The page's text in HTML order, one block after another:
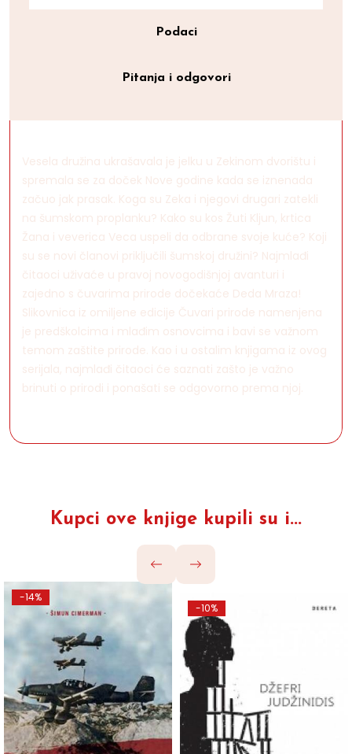
Podaci
Pitanja i odgovori
Vesela družina ukrašavala je jelku u Zekinom dvorištu i
spremala se za doček Nove godine kada se iznenada
začuo jak prasak. Koga su Zeka i njegovi drugari zatekli
na šumskom proplanku? Kako su kos Žuti Kljun, krtica
Žana i veverica Veca uspeli da odbrane svoje kuće? Koji
su se novi članovi priključili šumskoj družini? Najmlađi
čitaoci uživaće u pravoj novogodišnjoj avanturi i
zajedno s čuvarima prirode dočekaće Deda Mraza!
Slikovnica iz omiljene edicije Čuvari prirode namenjena
je predškolcima i mlađim osnovcima i bavi se važnom
temom zaštite prirode. Kao i u ostalim knjigama iz ovog
serijala, najmlađi čitaoci će saznati zašto je važno
brinuti o prirodi i ponašati se odgovorno prema njoj.
Kupci ove knjige kupili su i...
-14%
-10%